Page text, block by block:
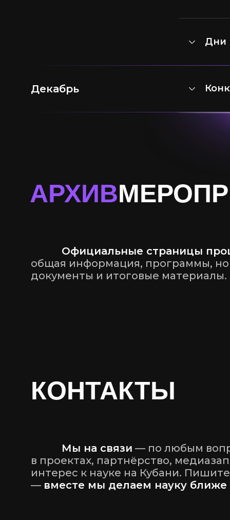
Дни
Декабрь
Официальные страницы
общая информация, программы,
документы и итоговые материалы.
АРХИВ
Мы на связи — по любым
в проектах, партнёрство,
интерес к науке на Кубани.
— вместе мы делаем науку ближе
КОНТАКТЫ